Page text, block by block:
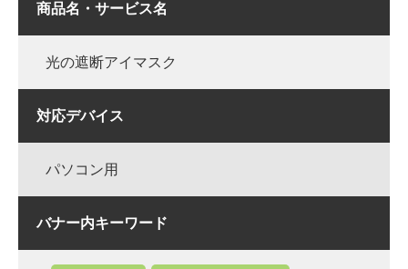
商品名・サービス名
光の遮断アイマスク
対応デバイス
パソコン用
バナー内キーワード